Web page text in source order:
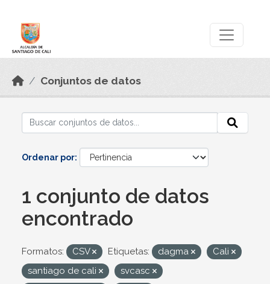
Conjuntos de datos
Ordenar por
1 conjunto de datos
encontrado
Formatos: CSV Etiquetas: dagma
Cali
santiago de cali
svcasc